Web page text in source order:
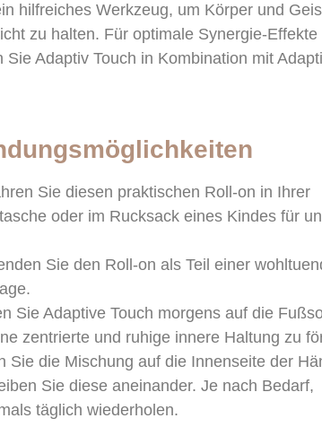
hilfreiches Werkzeug, um Körper und
zu halten. Für optimale Synergie-Effekte
Sie Adaptiv Touch in Kombination mit
Sie diesen praktischen Roll-on in Ihrer
oder im Rucksack eines Kindes für
Sie den Roll-on als Teil einer
Sie Adaptive Touch morgens auf die
zentrierte und ruhige innere Haltung zu
Sie die Mischung auf die Innenseite der
Sie diese aneinander. Je nach Bedarf,
täglich wiederholen.